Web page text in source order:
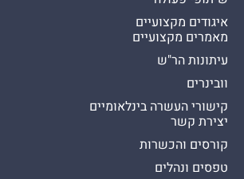
איגודים מקצועיים
מאמרים מקצועיים
עיתונות הר"ש
וובינרים
קישורי העשרה בינלאומיים
יצירת קשר
קורסים והכשרות
טפסים ונהלים